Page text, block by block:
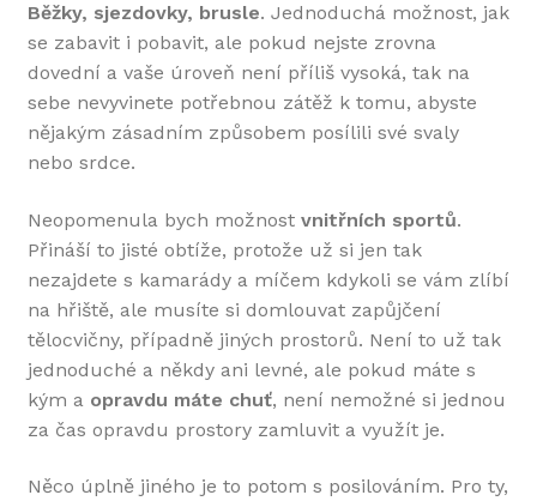
Běžky, sjezdovky, brusle. Jednoduchá možnost, jak
se zabavit i pobavit, ale pokud nejste zrovna
dovední a vaše úroveň není příliš vysoká, tak na
sebe nevyvinete potřebnou zátěž k tomu, abyste
nějakým zásadním způsobem posílili své svaly
nebo srdce.
Neopomenula bych možnost vnitřních sportů.
Přináší to jisté obtíže, protože už si jen tak
nezajdete s kamarády a míčem kdykoli se vám zlíbí
na hřiště, ale musíte si domlouvat zapůjčení
tělocvičny, případně jiných prostorů. Není to už tak
jednoduché a někdy ani levné, ale pokud máte s
kým a opravdu máte chuť, není nemožné si jednou
za čas opravdu prostory zamluvit a využít je.
Něco úplně jiného je to potom s posilováním. Pro ty,